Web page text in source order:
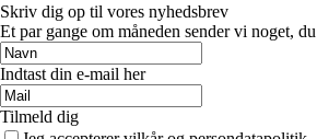
Skriv dig op til vores nyhedsbrev
Et par gange om måneden sender vi noget,
Indtast din e-mail her
Tilmeld dig